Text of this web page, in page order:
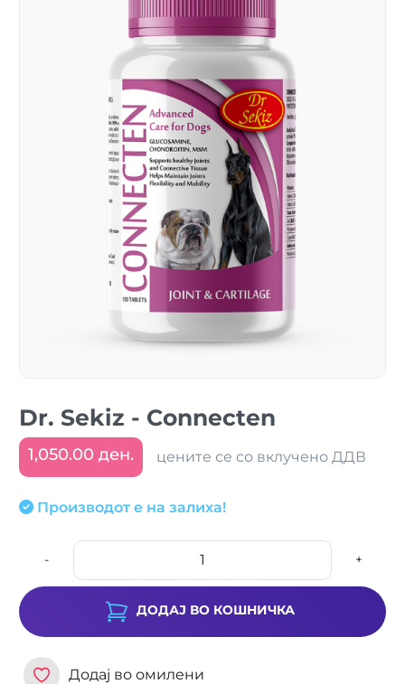
Dr. Sekiz - Connecten
1,050.00 ден. цените се со вклучено ДДВ
Производот е на залиха!
- +
ДОДАЈ ВО КОШНИЧКА
Додај во омилени